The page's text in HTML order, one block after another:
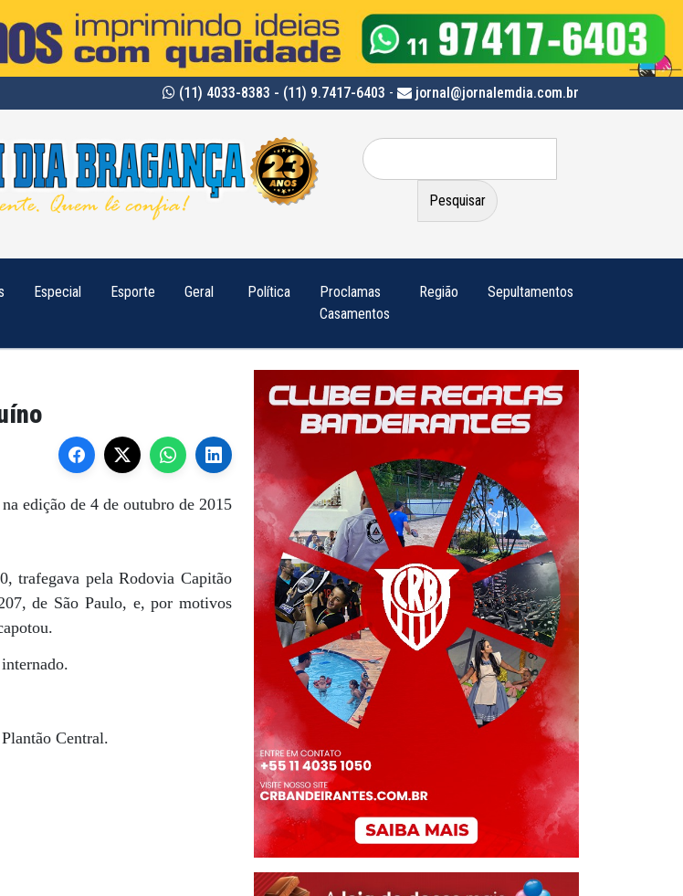
(11) 4033-8383 - (11) 9.7417-6403 - jornal@jornalemdia.com.br
Pesquisar
por:
Especial Esporte Geral Política
Proclamas
Casamentos
Região Sepultamentos
edição de 4 de outubro de 2015
trafegava pela Rodovia Capitão
de São Paulo, e, por motivos
Central.